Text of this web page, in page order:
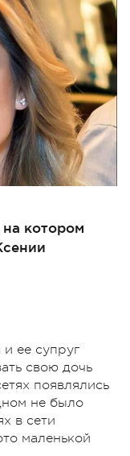
котором
ее супруг
свою дочь
появлялись
не было
в сети
маленькой